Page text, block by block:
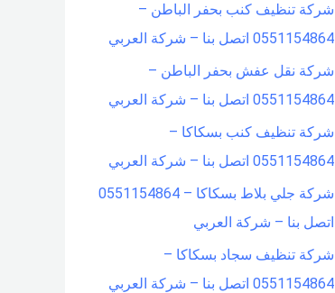
شركة تنظيف كنب بحفر الباطن –
0551154864 اتصل بنا – شركة العربي
شركة نقل عفش بحفر الباطن –
0551154864 اتصل بنا – شركة العربي
شركة تنظيف كنب بسكاكا –
0551154864 اتصل بنا – شركة العربي
شركة جلي بلاط بسكاكا – 0551154864
اتصل بنا – شركة العربي
شركة تنظيف سجاد بسكاكا –
0551154864 اتصل بنا – شركة العربي